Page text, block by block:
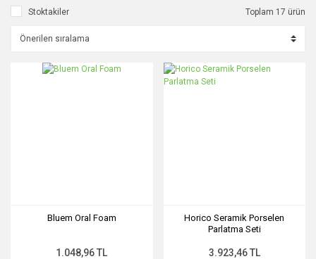
Stoktakiler Toplam 17 ürün
Bluem Oral Foam
1.048,96 TL
Horico Seramik Porselen
Parlatma Seti
3.923,46 TL